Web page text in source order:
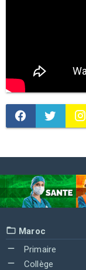
Maroc
Primaire
Collège